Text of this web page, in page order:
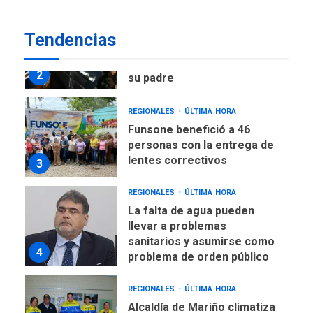
Tendencias
2
su padre
3
REGIONALES ÚLTIMA HORA
Funsone benefició a 46
personas con la entrega de
lentes correctivos
4
REGIONALES ÚLTIMA HORA
La falta de agua pueden
llevar a problemas
sanitarios y asumirse como
problema de orden público
REGIONALES ÚLTIMA HORA
Alcaldía de Mariño climatiza